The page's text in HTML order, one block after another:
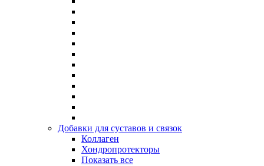
Добавки для суставов и связок
Коллаген
Хондропротекторы
Показать все